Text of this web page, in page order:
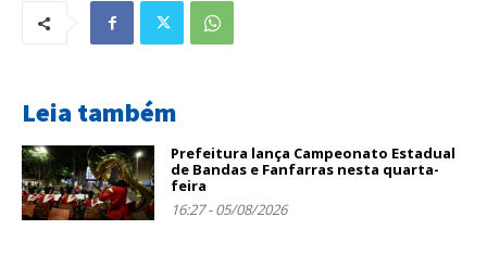
Leia também
Prefeitura lança Campeonato Estadual
de Bandas e Fanfarras nesta quarta-
feira
16:27 - 05/08/2026